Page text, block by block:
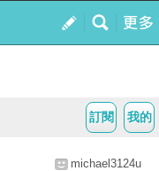
我的
訂閱
michael3124u